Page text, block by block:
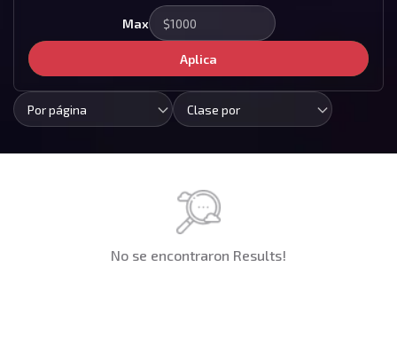
Max
Aplica
Por página Clase por
No se encontraron Results!